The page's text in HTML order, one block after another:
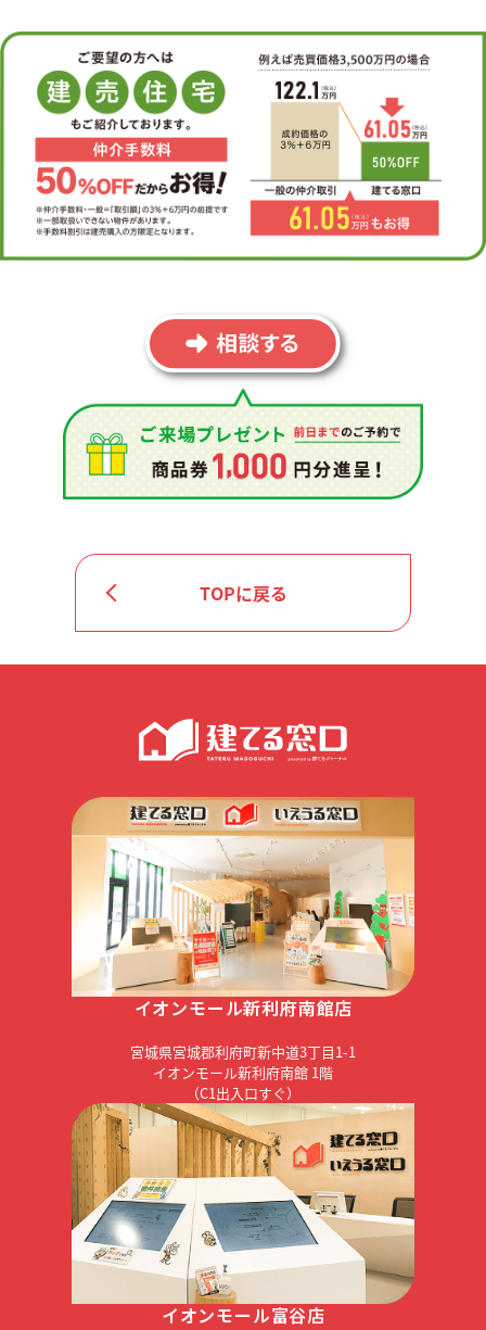
TOPに戻る
イオンモール新利府南館店
宮城県宮城郡利府町新中道3丁目1-1
イオンモール新利府南館 1階
（C1出入口すぐ）
イオンモール富谷店